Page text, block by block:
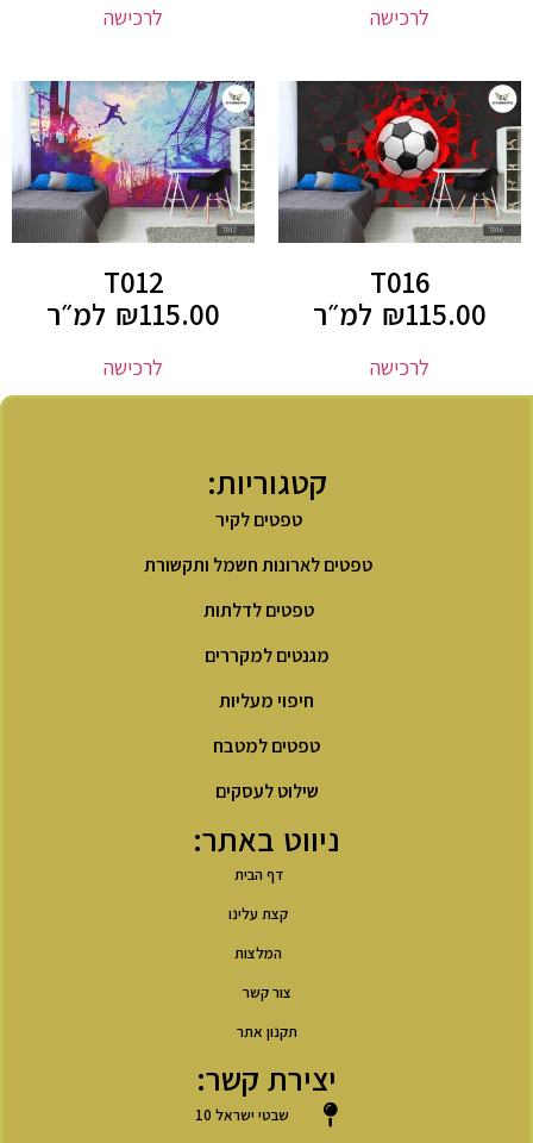
לרכישה לרכישה
T016
₪115.00 למ״ר
לרכישה
T012
₪115.00 למ״ר
לרכישה
קטגוריות:
טפטים לקיר
טפטים לארונות חשמל ותקשורת
טפטים לדלתות
מגנטים למקררים
חיפוי מעליות
טפטים למטבח
שילוט לעסקים
ניווט באתר:
דף הבית
קצת עלינו
המלצות
צור קשר
תקנון אתר
יצירת קשר:
שבטי ישראל 10